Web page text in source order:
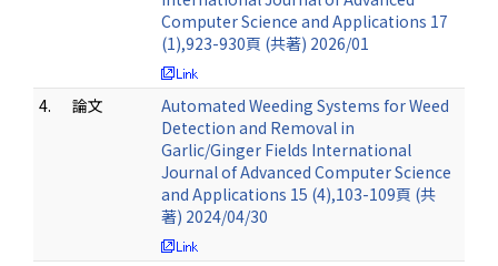
Computer Science and Applications 17
(1),923-930頁 (共著) 2026/01
4. 論文
Automated Weeding Systems for Weed
Detection and Removal in
Garlic/Ginger Fields International
Journal of Advanced Computer Science
and Applications 15 (4),103-109頁 (共
著) 2024/04/30